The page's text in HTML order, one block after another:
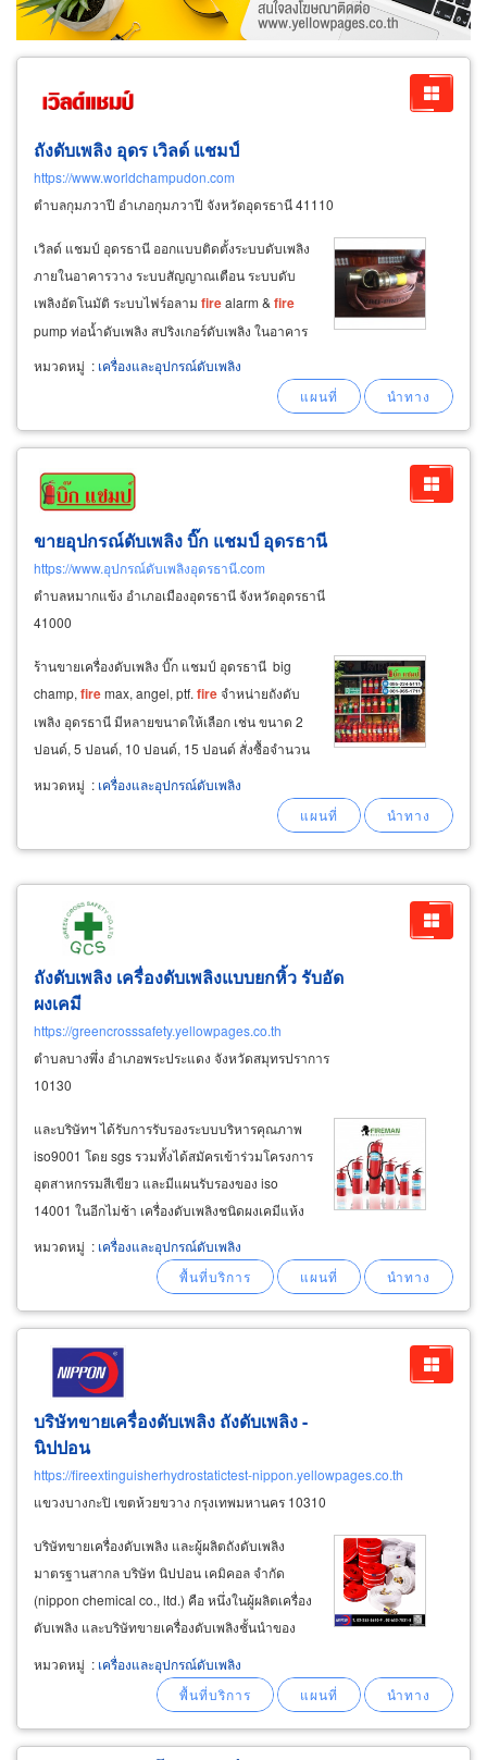
ถังดับเพลิง อุดร เวิลด์ แชมป์
https://www.worldchampudon.com
ตำบลกุมภวาปี อำเภอกุมภวาปี จังหวัดอุดรธานี 41110
เวิลด์ แชมป์ อุดรธานี ออกแบบติดตั้งระบบดับเพลิง
ภายในอาคารวาง ระบบสัญญาณเตือน ระบบดับ
เพลิงอัตโนมัติ ระบบไฟร์อลาม firealarm & fire
pump ท่อน้ำดับเพลิง สปริงเกอร์ดับเพลิง ในอาคาร
โรงงาน ตึก สำนักงาน คอนโด สถานที่ราชการ
หมวดหมู่ : เครื่องและอุปกรณ์ดับเพลิง
ขายอุปกรณ์ดับเพลิง บิ๊ก แชมป์ อุดรธานี
https://www.อุปกรณ์ดับเพลิงอุดรธานี.com
ตำบลหมากแข้ง อำเภอเมืองอุดรธานี จังหวัดอุดรธานี
41000
ร้านขายเครื่องดับเพลิง บิ๊ก แชมป์ อุดรธานี big
champ, firemax, angel, ptf. fireจำหน่ายถังดับ
เพลิง อุดรธานี มีหลายขนาดให้เลือก เช่น ขนาด 2
ปอนด์, 5 ปอนด์, 10 ปอนด์, 15 ปอนด์ สั่งซื้อจำนวน
มากราคาถูก สินค้ารับประกันคุณภาพ ถังดับเพลิง
ถังแดง ผงเคมีแห้ง (dry chemical powder) ไม่เป็น
หมวดหมู่ : เครื่องและอุปกรณ์ดับเพลิง
ถังดับเพลิง เครื่องดับเพลิงแบบยกหิ้ว รับอัด
ผงเคมี
https://greencrosssafety.yellowpages.co.th
ตำบลบางพึ่ง อำเภอพระประแดง จังหวัดสมุทรปราการ
10130
และบริษัทฯ ได้รับการรับรองระบบบริหารคุณภาพ
iso9001 โดย sgs รวมทั้งได้สมัครเข้าร่วมโครงการ
อุตสาหกรรมสีเขียว และมีแผนรับรองของ iso
14001 ในอีกไม่ช้า เครื่องดับเพลิงชนิดผงเคมีแห้ง
fireman (ไฟร์แมน) ถังดับเพลิงสีแดง (fireman dry
extinguisher) มาตรฐาน มอก.332-
2537 เหมาะสำหรับดับเพลิงประเภท
หมวดหมู่ : เครื่องและอุปกรณ์ดับเพลิง
บริษัทขายเครื่องดับเพลิง ถังดับเพลิง -
นิปปอน
https://fireextinguisherhydrostatictest-nippon.yellowpages.co.th
แขวงบางกะปิ เขตห้วยขวาง กรุงเทพมหานคร 10310
บริษัทขายเครื่องดับเพลิง และผู้ผลิตถังดับเพลิง
มาตรฐานสากล บริษัท นิปปอน เคมิคอล จำกัด
(nippon chemical co., ltd.) คือ หนึ่งในผู้ผลิตเครื่อง
ดับเพลิง และบริษัทขายเครื่องดับเพลิงชั้นนำของ
ประเทศไทย ที่มีประสบการณ์มากกว่า 49 ปี ให้
บริการด้านถังดับเพลิง ระบบป้องกันอัคคีภัย และ
งานทดสอบมาตรฐานด้านความปลอดภัยจากอัคคี
ภัยแบบครบวงจร
หมวดหมู่ : เครื่องและอุปกรณ์ดับเพลิง